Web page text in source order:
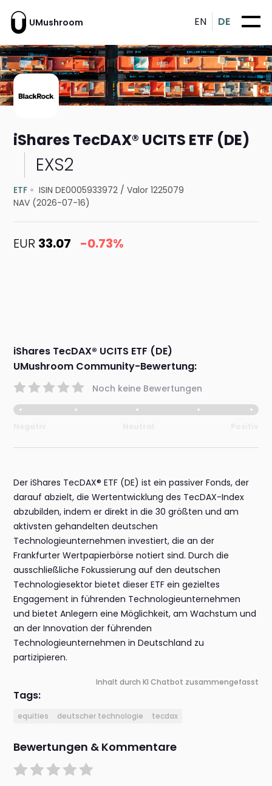
UMushroom EN DE
iShares TecDAX® UCITS ETF (DE)
EXS2
ETF ISIN DE0005933972 /Valor 1225079
NAV (2026-07-16)
EUR 33.07 -0.73%
iShares TecDAX® UCITS ETF (DE)
UMushroom Community-Bewertung:
Noch keine Bewertungen
Der iShares TecDAX® ETF (DE) ist ein passiver Fonds, der
darauf abzielt, die Wertentwicklung des TecDAX-Index
abzubilden, indem er direkt in die 30 größten und am
aktivsten gehandelten deutschen
Technologieunternehmen investiert, die an der
Frankfurter Wertpapierbörse notiert sind. Durch die
ausschließliche Fokussierung auf den deutschen
Technologiesektor bietet dieser ETF ein gezieltes
Engagement in führenden Technologieunternehmen
und bietet Anlegern eine Möglichkeit, am Wachstum und
an der Innovation der führenden
Technologieunternehmen in Deutschland zu
partizipieren.
Inhalt durch KI Chatbot zusammengefasst
Tags:
equities deutscher technologie tecdax
Bewertungen & Kommentare